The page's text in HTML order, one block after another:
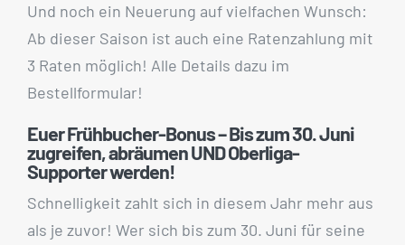
Und noch ein Neuerung auf vielfachen Wunsch:
Ab dieser Saison ist auch eine Ratenzahlung mit
3 Raten möglich! Alle Details dazu im
Bestellformular!
Euer Frühbucher-Bonus – Bis zum 30. Juni
zugreifen, abräumen UND Oberliga-
Supporter werden!
Schnelligkeit zahlt sich in diesem Jahr mehr aus
als je zuvor! Wer sich bis zum 30. Juni für seine